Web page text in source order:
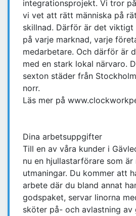
integrationsprojekt. Vi tror
vi vet att rätt människa på
skillnad. Därför är det
på varje marknad, varje
medarbetare. Och därför är
med en stark lokal närvaro.
sexton städer från
norr.
Läs mer på
Dina arbetsuppgifter
Till en av våra kunder i
nu en hjullastarförare som
utmaningar. Du kommer att
arbete där du bland annat
godspaket, servar linorna
sköter på- och avlastning av